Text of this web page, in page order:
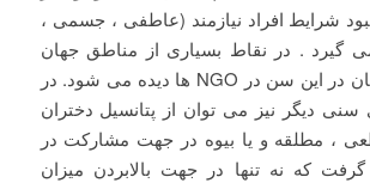
شرایط افراد نیازمند (عاطفی ، جسمی ،
گیرد . در نقاط بسیاری از مناطق جهان
مشارکت بالای زنان در این سن در NGO ها دیده می شود. در
دیگر نیز می توان از پتانسیل دختران
، مطلقه و یا بیوه در جهت مشارکت در
که نه تنها در جهت بالابردن میزان